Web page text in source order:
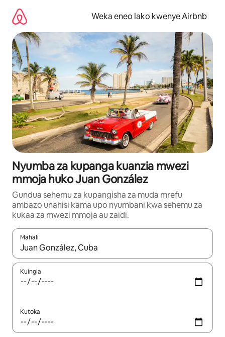
kwenda
kwenye
maudhui
Weka eneo lako kwenye Airbnb
Nyumba za kupanga kuanzia mwezi
mmoja huko Juan González
Gundua sehemu za kupangisha za muda mrefu
ambazo unahisi kama upo nyumbani kwa sehemu za
kukaa za mwezi mmoja au zaidi.
Mahali
Wakati matokeo yanapatikana, vinjari kwa kutumia vitufe vya
Kuingia
Kutoka